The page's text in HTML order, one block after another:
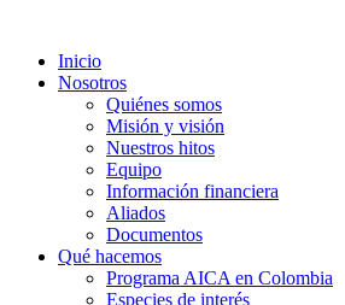
Inicio
Nosotros
Quiénes somos
Misión y visión
Nuestros hitos
Equipo
Información financiera
Aliados
Documentos
Qué hacemos
Programa AICA en Colombia
Especies de interés